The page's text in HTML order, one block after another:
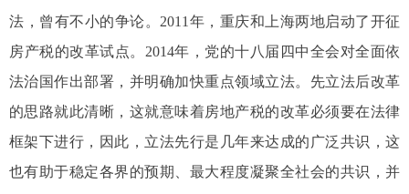
法，曾有不小的争论。2011年，重庆和上海两地启动了开征
房产税的改革试点。2014年，党的十八届四中全会对全面依
法治国作出部署，并明确加快重点领域立法。先立法后改革
的思路就此清晰，这就意味着房地产税的改革必须要在法律
框架下进行，因此，立法先行是几年来达成的广泛共识，这
也有助于稳定各界的预期、最大程度凝聚全社会的共识，并